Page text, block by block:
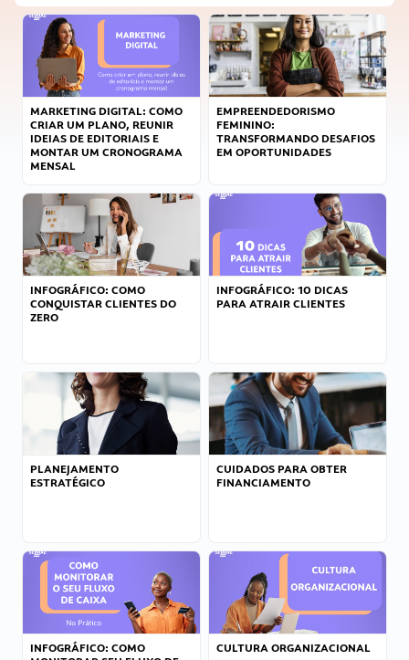
MARKETING DIGITAL: COMO
CRIAR UM PLANO, REUNIR
IDEIAS DE EDITORIAIS E
MONTAR UM CRONOGRAMA
MENSAL
EMPREENDEDORISMO
FEMININO:
TRANSFORMANDO DESAFIOS
EM OPORTUNIDADES
INFOGRÁFICO: COMO
CONQUISTAR CLIENTES DO
ZERO
INFOGRÁFICO: 10 DICAS
PARA ATRAIR CLIENTES
PLANEJAMENTO
ESTRATÉGICO
CUIDADOS PARA OBTER
FINANCIAMENTO
INFOGRÁFICO: COMO
CULTURA ORGANIZACIONAL